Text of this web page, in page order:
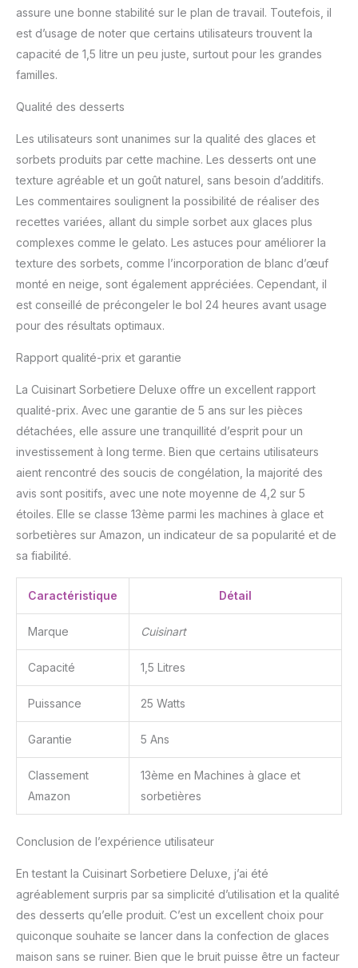
juteux, chaque bouchée
sera une surprise.
grâce à sa facilité
et d'ajouter des
ingrédients pour
savourer vos desserts
glacés. GOÛT
INCROYABLE : Profitez
d'un goût et d'une
fraîcheur incomparables
grâce à l'utilisation
d'ingrédients frais, et
contrôlez totalement le
goût et les ingrédients
FAMILLE GARANTI : La
la plus vendue de
Cuisinart, d'une capacité
de 2 litres, est une
véritable affaire de
famille. Rassemblez vos
amis pour une
expérience spectaculaire
qui fera sourire tout le
monde
assure une bonne stabilité sur le plan de travail. Toutefois, il
est d’usage de noter que certains utilisateurs trouvent la
capacité de 1,5 litre un peu juste, surtout pour les grandes
familles.
Qualité des desserts
Les utilisateurs sont unanimes sur la qualité des glaces et
sorbets produits par cette machine. Les desserts ont une
texture agréable et un goût naturel, sans besoin d’additifs.
Les commentaires soulignent la possibilité de réaliser des
recettes variées, allant du simple sorbet aux glaces plus
complexes comme le gelato. Les astuces pour améliorer la
texture des sorbets, comme l’incorporation de blanc d’œuf
monté en neige, sont également appréciées. Cependant, il
est conseillé de précongeler le bol 24 heures avant usage
pour des résultats optimaux.
Rapport qualité-prix et garantie
La Cuisinart Sorbetiere Deluxe offre un excellent rapport
qualité-prix. Avec une garantie de 5 ans sur les pièces
détachées, elle assure une tranquillité d’esprit pour un
investissement à long terme. Bien que certains utilisateurs
aient rencontré des soucis de congélation, la majorité des
avis sont positifs, avec une note moyenne de 4,2 sur 5
étoiles. Elle se classe 13ème parmi les machines à glace et
sorbetières sur Amazon, un indicateur de sa popularité et de
sa fiabilité.
Caractéristique Détail
Marque Cuisinart
Capacité 1,5 Litres
Puissance 25 Watts
Garantie 5 Ans
Classement
Amazon
13ème en Machines à glace et
sorbetières
Conclusion de l’expérience utilisateur
En testant la Cuisinart Sorbetiere Deluxe, j’ai été
agréablement surpris par sa simplicité d’utilisation et la qualité
des desserts qu’elle produit. C’est un excellent choix pour
quiconque souhaite se lancer dans la confection de glaces
maison sans se ruiner. Bien que le bruit puisse être un facteur